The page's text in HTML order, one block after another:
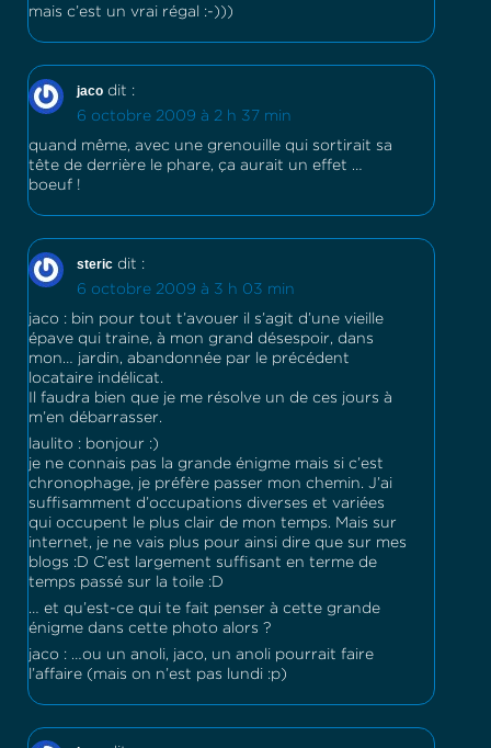
mais c’est un vrai régal :-)))
jaco dit :
6 octobre 2009 à 2 h 37 min
quand même, avec une grenouille qui sortirait sa
tête de derrière le phare, ça aurait un effet …
boeuf !
steric dit :
6 octobre 2009 à 3 h 03 min
jaco : bin pour tout t’avouer il s’agit d’une vieille
épave qui traine, à mon grand désespoir, dans
mon… jardin, abandonnée par le précédent
locataire indélicat.
Il faudra bien que je me résolve un de ces jours à
m’en débarrasser.
laulito : bonjour :)
je ne connais pas la grande énigme mais si c’est
chronophage, je préfère passer mon chemin. J’ai
suffisamment d’occupations diverses et variées
qui occupent le plus clair de mon temps. Mais sur
internet, je ne vais plus pour ainsi dire que sur mes
blogs :D C’est largement suffisant en terme de
temps passé sur la toile :D
… et qu’est-ce qui te fait penser à cette grande
énigme dans cette photo alors ?
jaco : …ou un anoli, jaco, un anoli pourrait faire
l’affaire (mais on n’est pas lundi :p)